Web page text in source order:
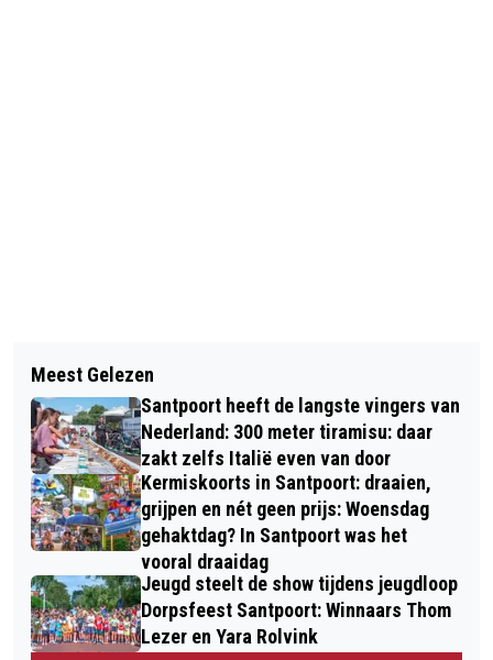
HEEMSTEDE NATUURNIEUWS: WAT
HET LANDSCHAP VAN MEERMOND
ONS VERTELT
RUIM 45 KUNSTENAARS
PRESENTEREN WERK TIJDENS
KUNSTMARKT IN HEEMSTEDE
Meest Gelezen
Santpoort heeft de langste vingers van
Nederland: 300 meter tiramisu: daar
zakt zelfs Italië even van door
Kermiskoorts in Santpoort: draaien,
grijpen en nét geen prijs: Woensdag
gehaktdag? In Santpoort was het
vooral draaidag
Jeugd steelt de show tijdens jeugdloop
Dorpsfeest Santpoort: Winnaars Thom
Lezer en Yara Rolvink